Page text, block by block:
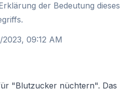
der Bedeutung dieses
09:12 AM
"Blutzucker nüchtern". Das